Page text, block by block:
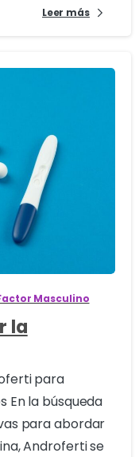
Leer más
Masculino
la
para
En la búsqueda
para abordar
Androferti se